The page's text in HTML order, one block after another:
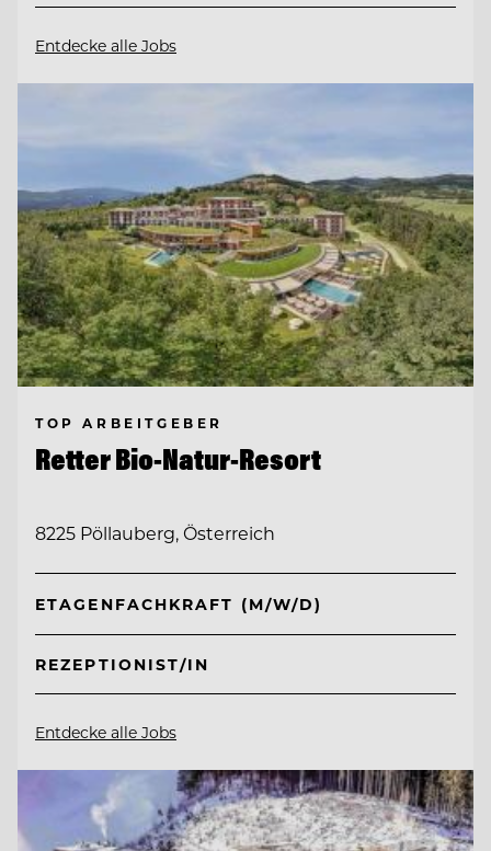
Entdecke alle Jobs
TOP ARBEITGEBER
Retter Bio-Natur-Resort
8225 Pöllauberg, Österreich
ETAGENFACHKRAFT (M/W/D)
REZEPTIONIST/IN
Entdecke alle Jobs